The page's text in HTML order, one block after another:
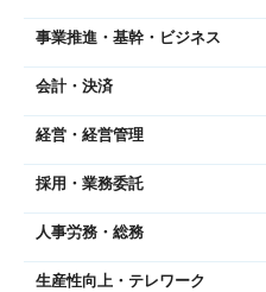
事業推進・基幹・ビジネス
会計・決済
経営・経営管理
採用・業務委託
人事労務・総務
生産性向上・テレワーク